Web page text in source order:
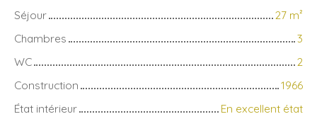
Séjour
27 m²
Chambres
3
WC
2
Construction
1966
État intérieur
En excellent état